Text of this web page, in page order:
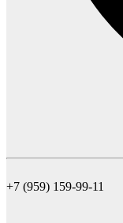
+7 (959) 159-99-11